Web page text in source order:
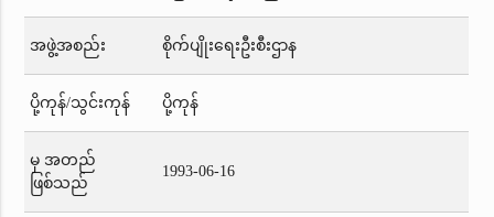
အဖွဲ့အစည်း စိုက်ပျိုးရေးဦးစီးဌာန
ပို့ကုန်/သွင်းကုန် ပို့ကုန်
မှ အတည်
ဖြစ်သည်
1993-06-16